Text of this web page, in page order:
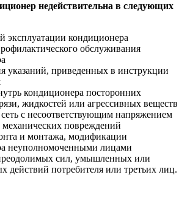
недействительна в следующих
эксплуатации кондиционера
обслуживания
указаний, приведенных в инструкции
кондиционера посторонних
жидкостей или агрессивных веществ
с несоответствующим напряжением
повреждений
и монтажа, модификации
неуполномоченными лицами
сил, умышленных или
действий потребителя или третьих лиц.